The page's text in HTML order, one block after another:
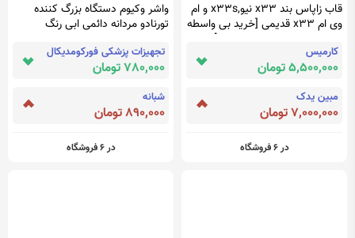
قاب زاپاس بند x33 نیو,x33s و ام
وی ام x33 قدیمی [خرید بی واسطه
از وارد کننده با قیمت مناسب]
کارمیس
5,500,000 تومان
مبین یدک
7,000,000 تومان
در 6 فروشگاه
واشر وکیوم دستگاه بزرگ کننده
تورنادو مردانه دائمی ابی رنگ
تجهیزات پزشکی فورکومدیکال
780,000 تومان
شبانه
890,000 تومان
در 6 فروشگاه